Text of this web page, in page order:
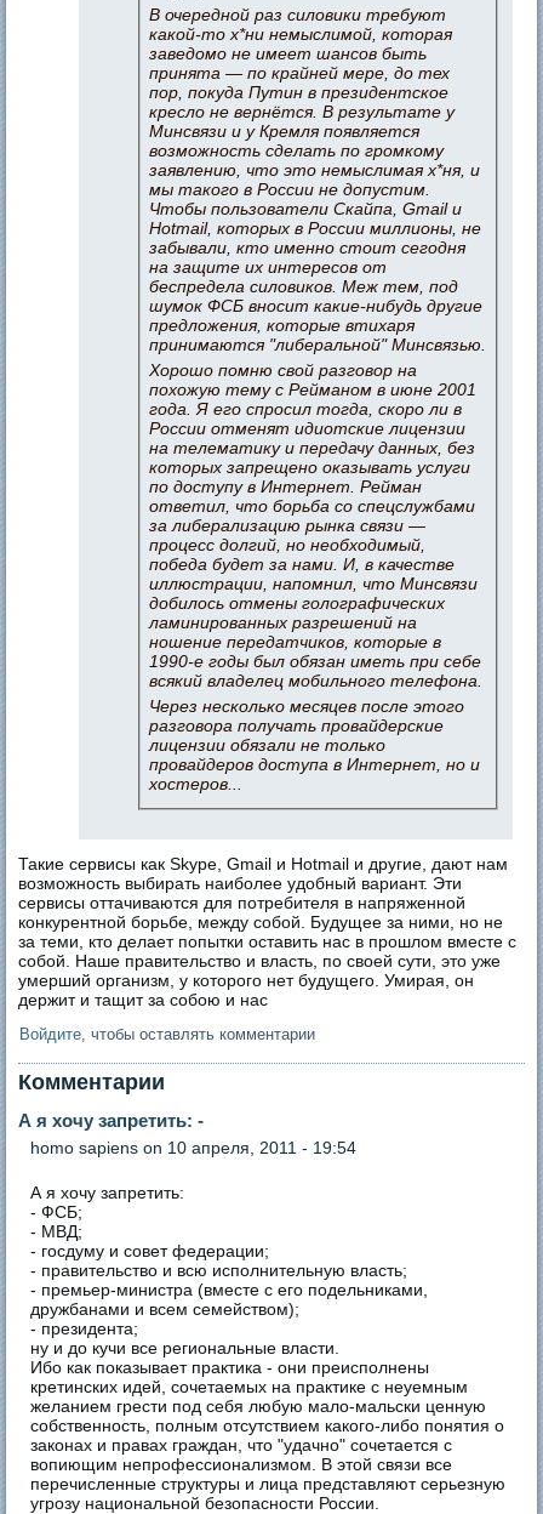
В очередной раз силовики требуют
какой-то х*ни немыслимой, которая
заведомо не имеет шансов быть
принята — по крайней мере, до тех
пор, покуда Путин в президентское
кресло не вернётся. В результате у
Минсвязи и у Кремля появляется
возможность сделать по громкому
заявлению, что это немыслимая х*ня, и
мы такого в России не допустим.
Чтобы пользователи Скайпа, Gmail и
Hotmail, которых в России миллионы, не
забывали, кто именно стоит сегодня
на защите их интересов от
беспредела силовиков. Меж тем, под
шумок ФСБ вносит какие-нибудь другие
предложения, которые втихаря
принимаются "либеральной" Минсвязью.
Хорошо помню свой разговор на
похожую тему с Рейманом в июне 2001
года. Я его спросил тогда, скоро ли в
России отменят идиотские лицензии
на телематику и передачу данных, без
которых запрещено оказывать услуги
по доступу в Интернет. Рейман
ответил, что борьба со спецслужбами
за либерализацию рынка связи —
процесс долгий, но необходимый,
победа будет за нами. И, в качестве
иллюстрации, напомнил, что Минсвязи
добилось отмены голографических
ламинированных разрешений на
ношение передатчиков, которые в
1990-е годы был обязан иметь при себе
всякий владелец мобильного телефона.
Через несколько месяцев после этого
разговора получать провайдерские
лицензии обязали не только
провайдеров доступа в Интернет, но и
хостеров...
Такие сервисы как Skype, Gmail и Hotmail и другие, дают нам
возможность выбирать наиболее удобный вариант. Эти
сервисы оттачиваются для потребителя в напряженной
конкурентной борьбе, между собой. Будущее за ними, но не
за теми, кто делает попытки оставить нас в прошлом вместе с
собой. Наше правительство и власть, по своей сути, это уже
умерший организм, у которого нет будущего. Умирая, он
держит и тащит за собою и нас
Войдите , чтобы оставлять комментарии
Комментарии
А я хочу запретить: -
homo sapiens on 10 апреля, 2011 - 19:54
А я хочу запретить:
- ФСБ;
- МВД;
- госдуму и совет федерации;
- правительство и всю исполнительную власть;
- премьер-министра (вместе с его подельниками,
дружбанами и всем семейством);
- президента;
ну и до кучи все региональные власти.
Ибо как показывает практика - они преисполнены
кретинских идей, сочетаемых на практике с неуемным
желанием грести под себя любую мало-мальски ценную
собственность, полным отсутствием какого-либо понятия о
законах и правах граждан, что "удачно" сочетается с
вопиющим непрофессионализмом. В этой связи все
перечисленные структуры и лица представляют серьезную
угрозу национальной безопасности России.